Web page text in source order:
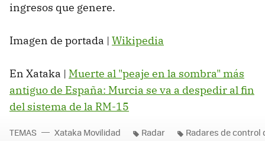
ingresos que genere.
Imagen de portada | Wikipedia
En Xataka | Muerte al "peaje en la sombra" más
antiguo de España: Murcia se va a despedir al fin
del sistema de la RM-15
TEMAS Xataka Movilidad Radar Radares de control